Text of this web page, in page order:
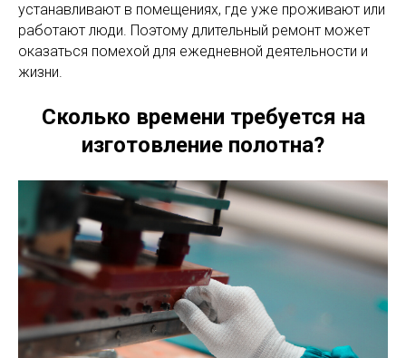
устанавливают в помещениях, где уже проживают или
работают люди. Поэтому длительный ремонт может
оказаться помехой для ежедневной деятельности и
жизни.
Сколько времени требуется на
изготовление полотна?